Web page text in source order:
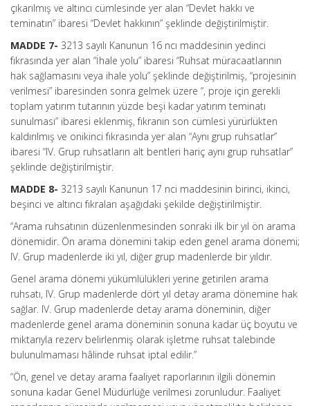
çıkarılmış ve altıncı cümlesinde yer alan “Devlet hakkı ve
teminatın” ibaresi “Devlet hakkının” şeklinde değiştirilmiştir.
MADDE 7- 3213 sayılı Kanunun 16 ncı maddesinin yedinci
fıkrasında yer alan “İhale yolu” ibaresi “Ruhsat müracaatlarının
hak sağlamasını veya ihale yolu” şeklinde değiştirilmiş, “projesinin
verilmesi” ibaresinden sonra gelmek üzere “, proje için gerekli
toplam yatırım tutarının yüzde beşi kadar yatırım teminatı
sunulması” ibaresi eklenmiş, fıkranın son cümlesi yürürlükten
kaldırılmış ve onikinci fıkrasında yer alan “Aynı grup ruhsatlar”
ibaresi “IV. Grup ruhsatların alt bentleri hariç aynı grup ruhsatlar”
şeklinde değiştirilmiştir.
MADDE 8- 3213 sayılı Kanunun 17 nci maddesinin birinci, ikinci,
beşinci ve altıncı fıkraları aşağıdaki şekilde değiştirilmiştir.
“Arama ruhsatının düzenlenmesinden sonraki ilk bir yıl ön arama
dönemidir. Ön arama dönemini takip eden genel arama dönemi;
IV. Grup madenlerde iki yıl, diğer grup madenlerde bir yıldır.
Genel arama dönemi yükümlülükleri yerine getirilen arama
ruhsatı, IV. Grup madenlerde dört yıl detay arama dönemine hak
sağlar. IV. Grup madenlerde detay arama döneminin, diğer
madenlerde genel arama döneminin sonuna kadar üç boyutu ve
miktarıyla rezerv belirlenmiş olarak işletme ruhsat talebinde
bulunulmaması hâlinde ruhsat iptal edilir.”
“Ön, genel ve detay arama faaliyet raporlarının ilgili dönemin
sonuna kadar Genel Müdürlüğe verilmesi zorunludur. Faaliyet